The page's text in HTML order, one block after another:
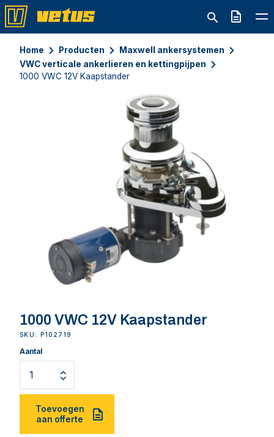
Offerte
Home Producten
Maxwell ankersystemen
VWC verticale ankerlieren en kettingpijpen
1000 VWC 12V Kaapstander
1000 VWC 12V Kaapstander
SKU: P102719
Aantal
Toevoegen
aan offerte